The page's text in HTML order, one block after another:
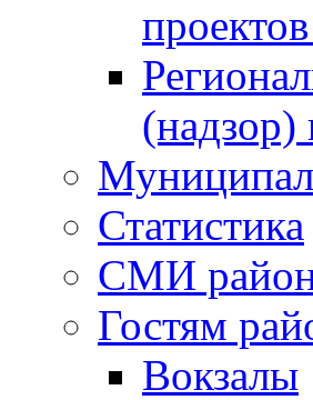
(надзор)
Статистика
СМИ
Гостям
Вокзалы